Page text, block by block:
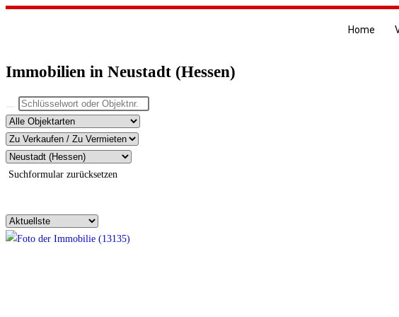
Home
Immobilien in Neustadt (Hessen)
Suchformular zurücksetzen